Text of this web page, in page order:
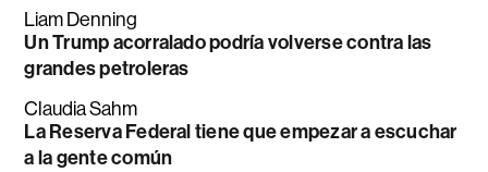
Liam Denning
Un Trump acorralado podría volverse contra las
grandes petroleras
Claudia Sahm
La Reserva Federal tiene que empezar a escuchar
a la gente común